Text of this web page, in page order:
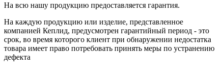
На всю нашу продукцию предоставляется гарантия.
На каждую продукцию или изделие, представленное
компанией Кеплид, предусмотрен гарантийный период - это
срок, во время которого клиент при обнаружении недостатка
товара имеет право потребовать принять меры по устранению
дефекта